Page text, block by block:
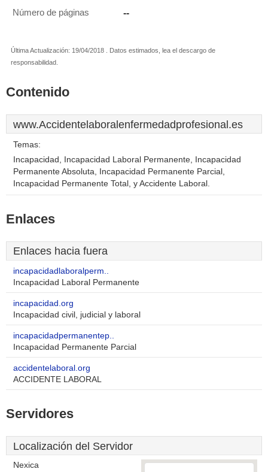
Número de páginas --
Última Actualización: 19/04/2018 . Datos estimados, lea el descargo de
responsabilidad.
Contenido
www.Accidentelaboralenfermedadprofesional.es
Temas:
Incapacidad, Incapacidad Laboral Permanente, Incapacidad
Permanente Absoluta, Incapacidad Permanente Parcial,
Incapacidad Permanente Total, y Accidente Laboral.
Enlaces
Enlaces hacia fuera
incapacidadlaboralperm..
Incapacidad Laboral Permanente
incapacidad.org
Incapacidad civil, judicial y laboral
incapacidadpermanentep..
Incapacidad Permanente Parcial
accidentelaboral.org
ACCIDENTE LABORAL
Servidores
Localización del Servidor
Nexica